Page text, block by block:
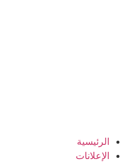
الرئيسية
الإعلانات